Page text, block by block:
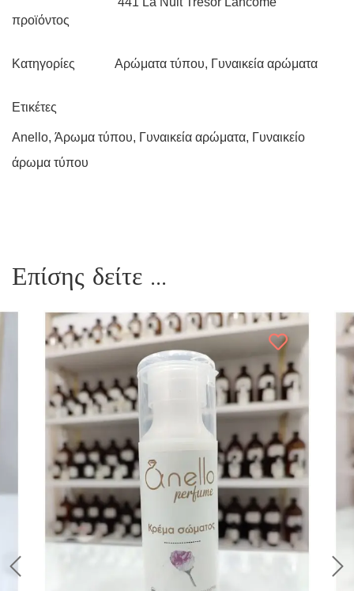
προϊόντος
Κατηγορίες Αρώματα τύπου, Γυναικεία αρώματα
Ετικέτες
Anello, Άρωμα τύπου, Γυναικεία αρώματα, Γυναικείο
άρωμα τύπου
Επίσης δείτε ...